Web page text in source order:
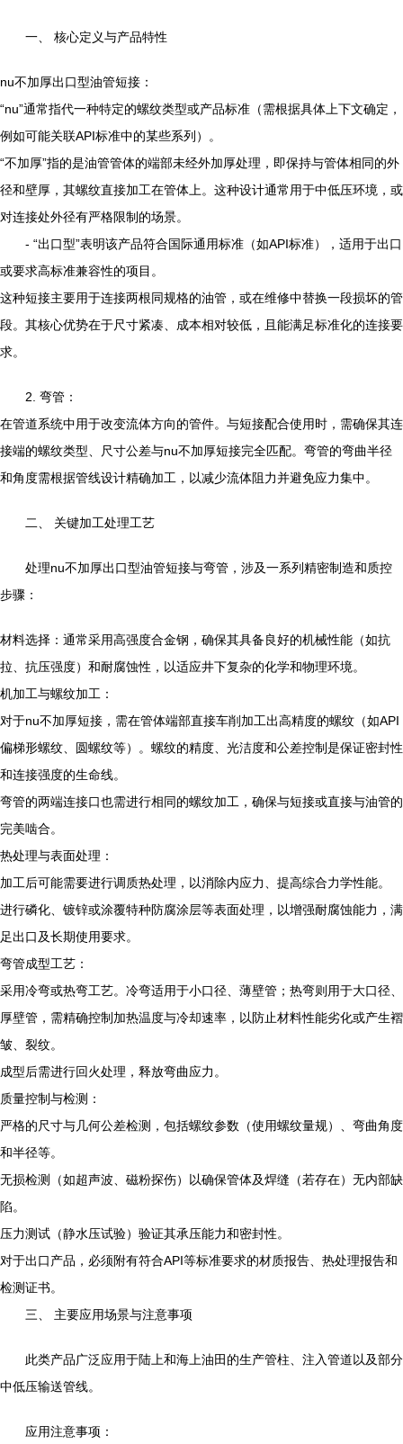
一、 核心定义与产品特性
nu不加厚出口型油管短接：
“nu”通常指代一种特定的螺纹类型或产品标准（需根据具体上下文确定，
例如可能关联API标准中的某些系列）。
“不加厚”指的是油管管体的端部未经外加厚处理，即保持与管体相同的外
径和壁厚，其螺纹直接加工在管体上。这种设计通常用于中低压环境，或
对连接处外径有严格限制的场景。
- “出口型”表明该产品符合国际通用标准（如API标准），适用于出口
或要求高标准兼容性的项目。
这种短接主要用于连接两根同规格的油管，或在维修中替换一段损坏的管
段。其核心优势在于尺寸紧凑、成本相对较低，且能满足标准化的连接要
求。
2. 弯管：
在管道系统中用于改变流体方向的管件。与短接配合使用时，需确保其连
接端的螺纹类型、尺寸公差与nu不加厚短接完全匹配。弯管的弯曲半径
和角度需根据管线设计精确加工，以减少流体阻力并避免应力集中。
二、 关键加工处理工艺
处理nu不加厚出口型油管短接与弯管，涉及一系列精密制造和质控
步骤：
材料选择：通常采用高强度合金钢，确保其具备良好的机械性能（如抗
拉、抗压强度）和耐腐蚀性，以适应井下复杂的化学和物理环境。
机加工与螺纹加工：
对于nu不加厚短接，需在管体端部直接车削加工出高精度的螺纹（如API
偏梯形螺纹、圆螺纹等）。螺纹的精度、光洁度和公差控制是保证密封性
和连接强度的生命线。
弯管的两端连接口也需进行相同的螺纹加工，确保与短接或直接与油管的
完美啮合。
热处理与表面处理：
加工后可能需要进行调质热处理，以消除内应力、提高综合力学性能。
进行磷化、镀锌或涂覆特种防腐涂层等表面处理，以增强耐腐蚀能力，满
足出口及长期使用要求。
弯管成型工艺：
采用冷弯或热弯工艺。冷弯适用于小口径、薄壁管；热弯则用于大口径、
厚壁管，需精确控制加热温度与冷却速率，以防止材料性能劣化或产生褶
皱、裂纹。
成型后需进行回火处理，释放弯曲应力。
质量控制与检测：
严格的尺寸与几何公差检测，包括螺纹参数（使用螺纹量规）、弯曲角度
和半径等。
无损检测（如超声波、磁粉探伤）以确保管体及焊缝（若存在）无内部缺
陷。
压力测试（静水压试验）验证其承压能力和密封性。
对于出口产品，必须附有符合API等标准要求的材质报告、热处理报告和
检测证书。
三、 主要应用场景与注意事项
此类产品广泛应用于陆上和海上油田的生产管柱、注入管道以及部分
中低压输送管线。
应用注意事项：